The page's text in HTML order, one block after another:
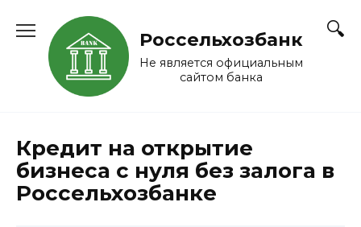
содержанию
Россельхозбанк
Не является официальным
сайтом банка
Кредит на открытие
бизнеса с нуля без залога в
Россельхозбанке